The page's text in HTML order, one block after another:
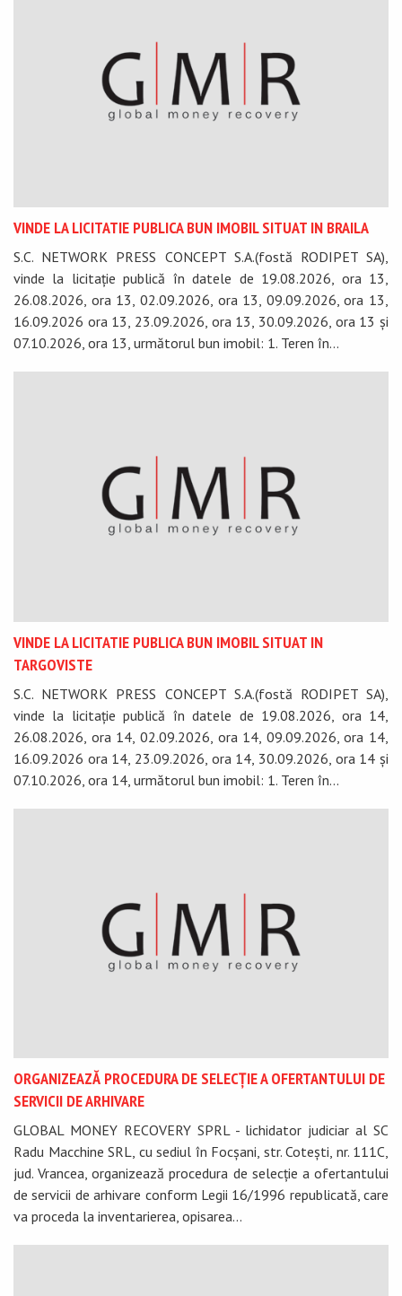
VINDE LA LICITATIE PUBLICA BUN IMOBIL SITUAT IN BRAILA
S.C. NETWORK PRESS CONCEPT S.A.(fostă RODIPET SA),
vinde la licitație publică în datele de 19.08.2026, ora 13,
26.08.2026, ora 13, 02.09.2026, ora 13, 09.09.2026, ora 13,
16.09.2026 ora 13, 23.09.2026, ora 13, 30.09.2026, ora 13 și
07.10.2026, ora 13, următorul bun imobil: 1. Teren în...
VINDE LA LICITATIE PUBLICA BUN IMOBIL SITUAT IN
TARGOVISTE
S.C. NETWORK PRESS CONCEPT S.A.(fostă RODIPET SA),
vinde la licitație publică în datele de 19.08.2026, ora 14,
26.08.2026, ora 14, 02.09.2026, ora 14, 09.09.2026, ora 14,
16.09.2026 ora 14, 23.09.2026, ora 14, 30.09.2026, ora 14 și
07.10.2026, ora 14, următorul bun imobil: 1. Teren în...
ORGANIZEAZĂ PROCEDURA DE SELECȚIE A OFERTANTULUI DE
SERVICII DE ARHIVARE
GLOBAL MONEY RECOVERY SPRL - lichidator judiciar al SC
Radu Macchine SRL, cu sediul în Focșani, str. Cotești, nr. 111C,
jud. Vrancea, organizează procedura de selecție a ofertantului
de servicii de arhivare conform Legii 16/1996 republicată, care
va proceda la inventarierea, opisarea...